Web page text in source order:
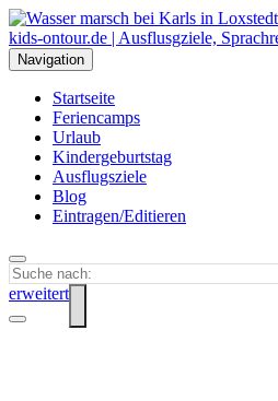
Navigation
Startseite
Feriencamps
Urlaub
Kindergeburtstag
Ausflugsziele
Blog
Eintragen/Editieren
erweitert